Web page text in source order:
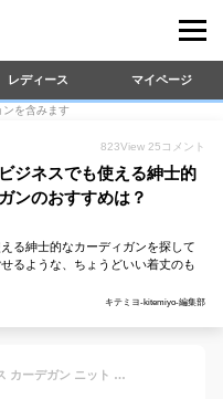
レディース マイページ
ンを含みます
823View 25 コメント
ジネスでも使える紳士的
ンのおすすめは？
る紳士的なカーディガンを探して
るような、ちょうどいい着丈のも
キテミヨ-kitemiyo-編集部
カーディガン メンズ 薄手 ビジネス カーデガン ニット カシミアタッチ カーデ 無地 オフィス カジュアル 制服 スーツ 冬 春 ニット シンプル スクール 中学生 高校生 黒 oth-me-knit-1604 KNIT メール便で送料無料 父の日